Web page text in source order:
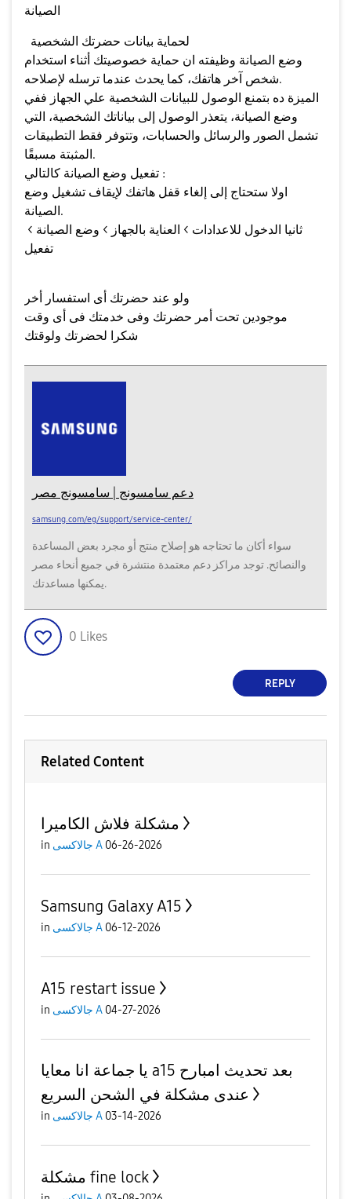
الصيانة
لحماية بيانات حضرتك الشخصية
وضع الصيانة وظيفته ان حماية خصوصيتك أثناء استخدام
شخص آخر هاتفك، كما يحدث عندما ترسله لإصلاحه.
الميزة ده بتمنع الوصول للبيانات الشخصية علي الجهاز ففي
وضع الصيانة، يتعذر الوصول إلى بياناتك الشخصية، التي
تشمل الصور والرسائل والحسابات، وتتوفر فقط التطبيقات
المثبتة مسبقًا.
تفعيل وضع الصيانة كالتالي :
اولا ستحتاج إلى إلغاء قفل هاتفك لإيقاف تشغيل وضع
الصيانة.
تفعيل
ولو عند حضرتك أى استفسار أخر
موجودين تحت أمر حضرتك وفى خدمتك فى أى وقت
شكرا لحضرتك ولوقتك
دعم سامسونج | سامسونج مصر
samsung.com/eg/support/service-center/
سواء أكان ما تحتاجه هو إصلاح منتج أو مجرد بعض المساعدة
والنصائح. توجد مراكز دعم معتمدة منتشرة في جميع أنحاء مصر
يمكنها مساعدتك.
0 Likes
REPLY
Related Content
مشكلة فلاش الكاميرا
in جالاكسى A 06-26-2026
Samsung Galaxy A15
in جالاكسى A 06-12-2026
A15 restart issue
in جالاكسى A 04-27-2026
يا جماعة انا معايا a15 بعد تحديث امبارح
عندى مشكلة في الشحن السريع
in جالاكسى A 03-14-2026
مشكلة fine lock